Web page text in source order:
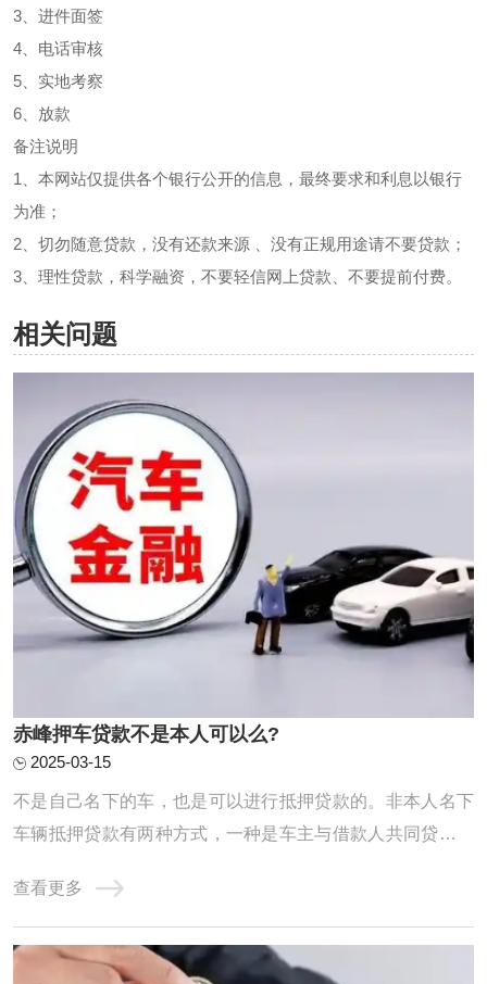
3、进件面签
4、电话审核
5、实地考察
6、放款
备注说明
1、本网站仅提供各个银行公开的信息，最终要求和利息以银行
为准；
2、切勿随意贷款，没有还款来源 、没有正规用途请不要贷款；
3、理性贷款，科学融资，不要轻信网上贷款、不要提前付费。
相关问题
赤峰押车贷款不是本人可以么?
2025-03-15
不是自己名下的车，也是可以进行抵押贷款的。非本人名下
车辆抵押贷款有两种方式，一种是车主与借款人共同贷款，
资人作为借款人，车主无需到场办理相关手续。不过，由于
不清楚抵押车辆是否在征得车主的同意下进行，所以贷款机
构会通过提高利息的方式，弥补经营风险。正 ...
查看更多